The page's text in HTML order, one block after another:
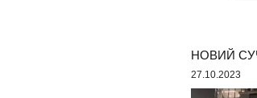
НОВИЙ
27.10.2023